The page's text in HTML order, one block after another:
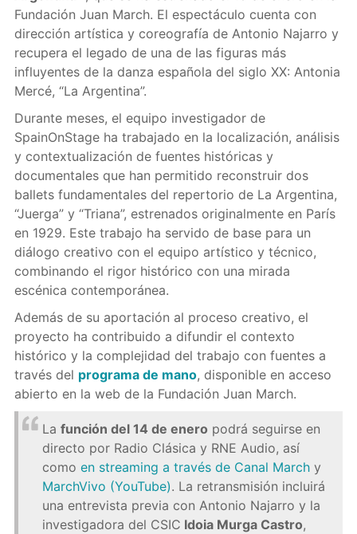
Fundación Juan March. El espectáculo cuenta con
dirección artística y coreografía de Antonio Najarro y
recupera el legado de una de las figuras más
influyentes de la danza española del siglo XX: Antonia
Mercé, “La Argentina”.
Durante meses, el equipo investigador de
SpainOnStage ha trabajado en la localización, análisis
y contextualización de fuentes históricas y
documentales que han permitido reconstruir dos
ballets fundamentales del repertorio de La Argentina,
“Juerga” y “Triana”, estrenados originalmente en París
en 1929. Este trabajo ha servido de base para un
diálogo creativo con el equipo artístico y técnico,
combinando el rigor histórico con una mirada
escénica contemporánea.
Además de su aportación al proceso creativo, el
proyecto ha contribuido a difundir el contexto
histórico y la complejidad del trabajo con fuentes a
través del programa de mano, disponible en acceso
abierto en la web de la Fundación Juan March.
La función del 14 de enero podrá seguirse en
directo por Radio Clásica y RNE Audio, así
como en streaming a través de Canal March y
MarchVivo (YouTube). La retransmisión incluirá
una entrevista previa con Antonio Najarro y la
investigadora del CSIC Idoia Murga Castro,